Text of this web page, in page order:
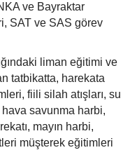
ve Bayraktar
SAT ve SAS görev
liman eğitimi ve
tatbikatta, harekata
fiili silah atışları, su
savunma harbi,
mayın harbi,
müşterek eğitimleri